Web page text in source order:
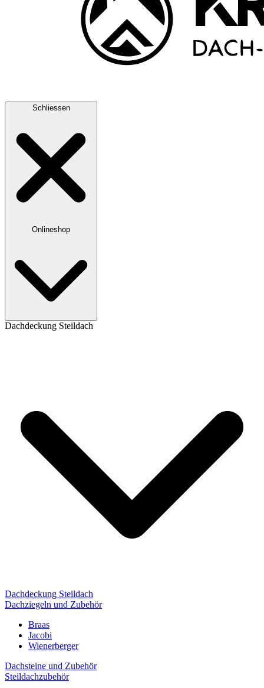
Schliessen
Onlineshop
Dachdeckung Steildach
Dachdeckung Steildach
Dachziegeln und Zubehör
Braas
Jacobi
Wienerberger
Dachsteine und Zubehör
Steildachzubehör